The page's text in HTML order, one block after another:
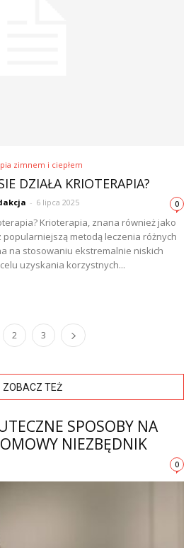
zimnem i ciepłem
DZIAŁA KRIOTERAPIA?
- 6 lipca 2025 0
Krioterapia, znana również jako
metodą leczenia różnych
na stosowaniu ekstremalnie niskich
uzyskania korzystnych...
2 3
ZOBACZ TEŻ
SPOSOBY NA
NIEZBĘDNIK
0